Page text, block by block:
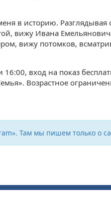
в историю.
вижу Ивана
вижу потомков,
16:00, вход на показ
Возрастное
Там мы пишем только о